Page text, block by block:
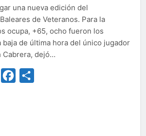
una nueva edición del
de Veteranos. Para la
ocupa, +65, ocho fueron los
de última hora del único jugador
Cabrera, dejó…
TwitterFacebook